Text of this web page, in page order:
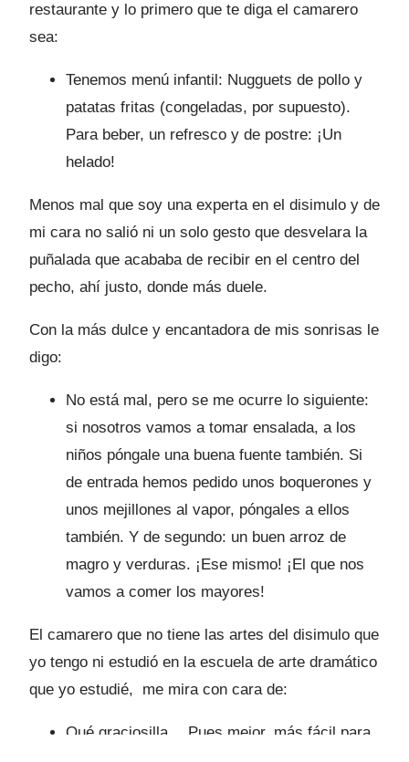
restaurante y lo primero que te diga el camarero
sea:
Tenemos menú infantil: Nugguets de pollo y
patatas fritas (congeladas, por supuesto).
Para beber, un refresco y de postre: ¡Un
helado!
Menos mal que soy una experta en el disimulo y de
mi cara no salió ni un solo gesto que desvelara la
puñalada que acababa de recibir en el centro del
pecho, ahí justo, donde más duele.
Con la más dulce y encantadora de mis sonrisas le
digo:
No está mal, pero se me ocurre lo siguiente:
si nosotros vamos a tomar ensalada, a los
niños póngale una buena fuente también. Si
de entrada hemos pedido unos boquerones y
unos mejillones al vapor, póngales a ellos
también. Y de segundo: un buen arroz de
magro y verduras. ¡Ese mismo! ¡El que nos
vamos a comer los mayores!
El camarero que no tiene las artes del disimulo que
yo tengo ni estudió en la escuela de arte dramático
que yo estudié, me mira con cara de:
Qué graciosilla… Pues mejor, más fácil para